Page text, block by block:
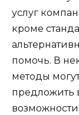
услуг
кроме
помочь. В
методы
предложить
возможности.